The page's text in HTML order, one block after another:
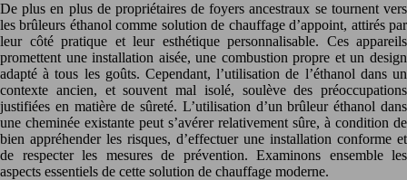
De plus en plus de propriétaires de foyers ancestraux se tournent vers
les brûleurs éthanol comme solution de chauffage d’appoint, attirés par
leur côté pratique et leur esthétique personnalisable. Ces appareils
promettent une installation aisée, une combustion propre et un design
adapté à tous les goûts. Cependant, l’utilisation de l’éthanol dans un
contexte ancien, et souvent mal isolé, soulève des préoccupations
justifiées en matière de sûreté. L’utilisation d’un brûleur éthanol dans
une cheminée existante peut s’avérer relativement sûre, à condition de
bien appréhender les risques, d’effectuer une installation conforme et
de respecter les mesures de prévention. Examinons ensemble les
aspects essentiels de cette solution de chauffage moderne.